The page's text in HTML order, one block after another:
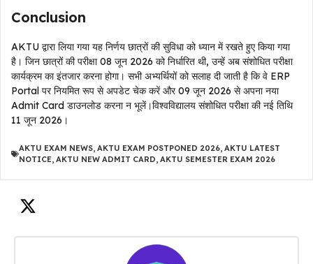
Conclusion
AKTU द्वारा लिया गया यह निर्णय छात्रों की सुविधा को ध्यान में रखते हुए किया गया
है। जिन छात्रों की परीक्षा 08 जून 2026 को निर्धारित थी, उन्हें अब संशोधित परीक्षा
कार्यक्रम का इंतजार करना होगा। सभी अभ्यर्थियों को सलाह दी जाती है कि वे ERP
Portal पर नियमित रूप से अपडेट चेक करें और 09 जून 2026 से अपना नया
Admit Card डाउनलोड करना न भूलें।विश्वविद्यालय संशोधित परीक्षा की नई तिथि
11 जून 2026।
AKTU EXAM NEWS, AKTU EXAM POSTPONED 2026, AKTU LATEST
NOTICE, AKTU NEW ADMIT CARD, AKTU SEMESTER EXAM 2026